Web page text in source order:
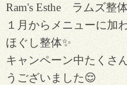
Ram's Esthe ラムズ整
１月からメニューに加
ほぐし整体✨
キャンペーン中たくさ
うございました😌